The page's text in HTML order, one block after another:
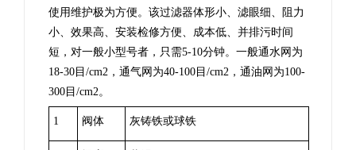
使用维护极为方便。该过滤器体形小、滤眼细、阻力
小、效果高、安装检修方便、成本低、并排污时间
短，对一般小型号者，只需5-10分钟。一般通水网为
18-30 目 /cm2 ，通气网为40-100 目 /cm2 ，通油网为100-
300 目 /cm2。
1 阀体 灰铸铁或球铁